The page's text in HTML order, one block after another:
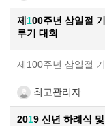
제 100주년 삼일절
루기 대회
제100주년 삼일절
최고관리자
2019 신년 하례식